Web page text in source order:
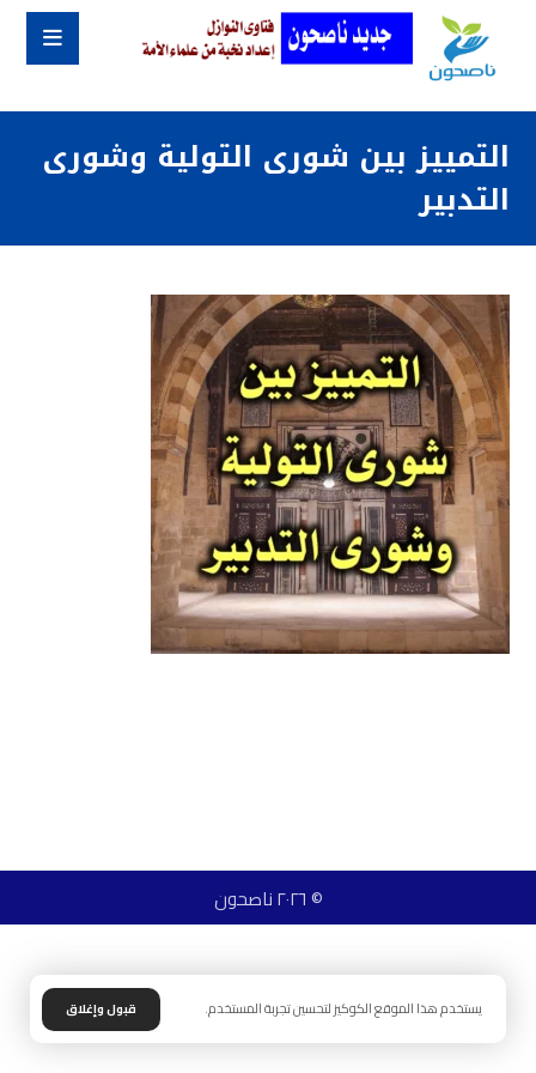
التمييز بين شورى التولية وشورى
التدبير
© ٢٠٢٦ ناصحون
يستخدم هذا الموقع الكوكيز لتحسين تجربة المستخدم. قبول وإغلاق